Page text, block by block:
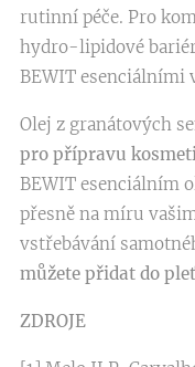
rutinní péče. Pro
hydro-lipidové
BEWIT esenciálními
Olej z granátových
pro přípravu
BEWIT esenciálním
přesně na míru
vstřebávání
můžete přidat do
ZDROJE